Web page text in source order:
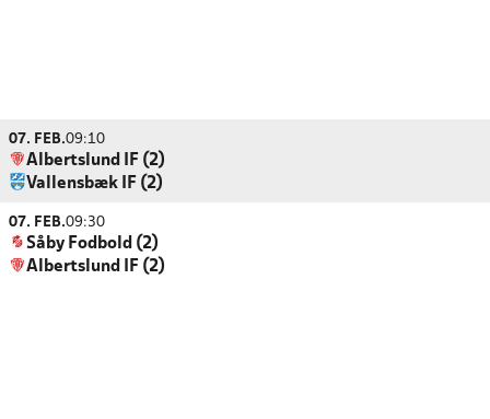
07. FEB.09:10
Albertslund IF (2)
Vallensbæk IF (2)
07. FEB.09:30
Såby Fodbold (2)
Albertslund IF (2)